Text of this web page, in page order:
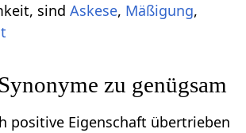
sind Askese, Mäßigung,
zu genügsam
positive Eigenschaft übertrieben